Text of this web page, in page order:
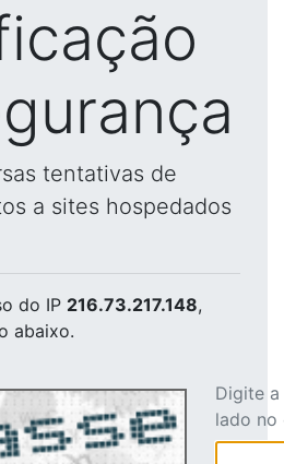
tentativas de
a sites hospedados
do IP 216.73.217.148,
abaixo.
Digite
lado no